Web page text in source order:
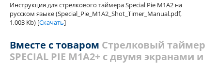
Инструкция для стрелкового таймера Special Pie M1A2 на
русском языке (Special_Pie_M1A2_Shot_Timer_Manual.pdf,
1,003 Kb) [Скачать]
Вместе с товаром Стрелковый таймер
SPECIAL PIE M1A2+ с двумя экранами и